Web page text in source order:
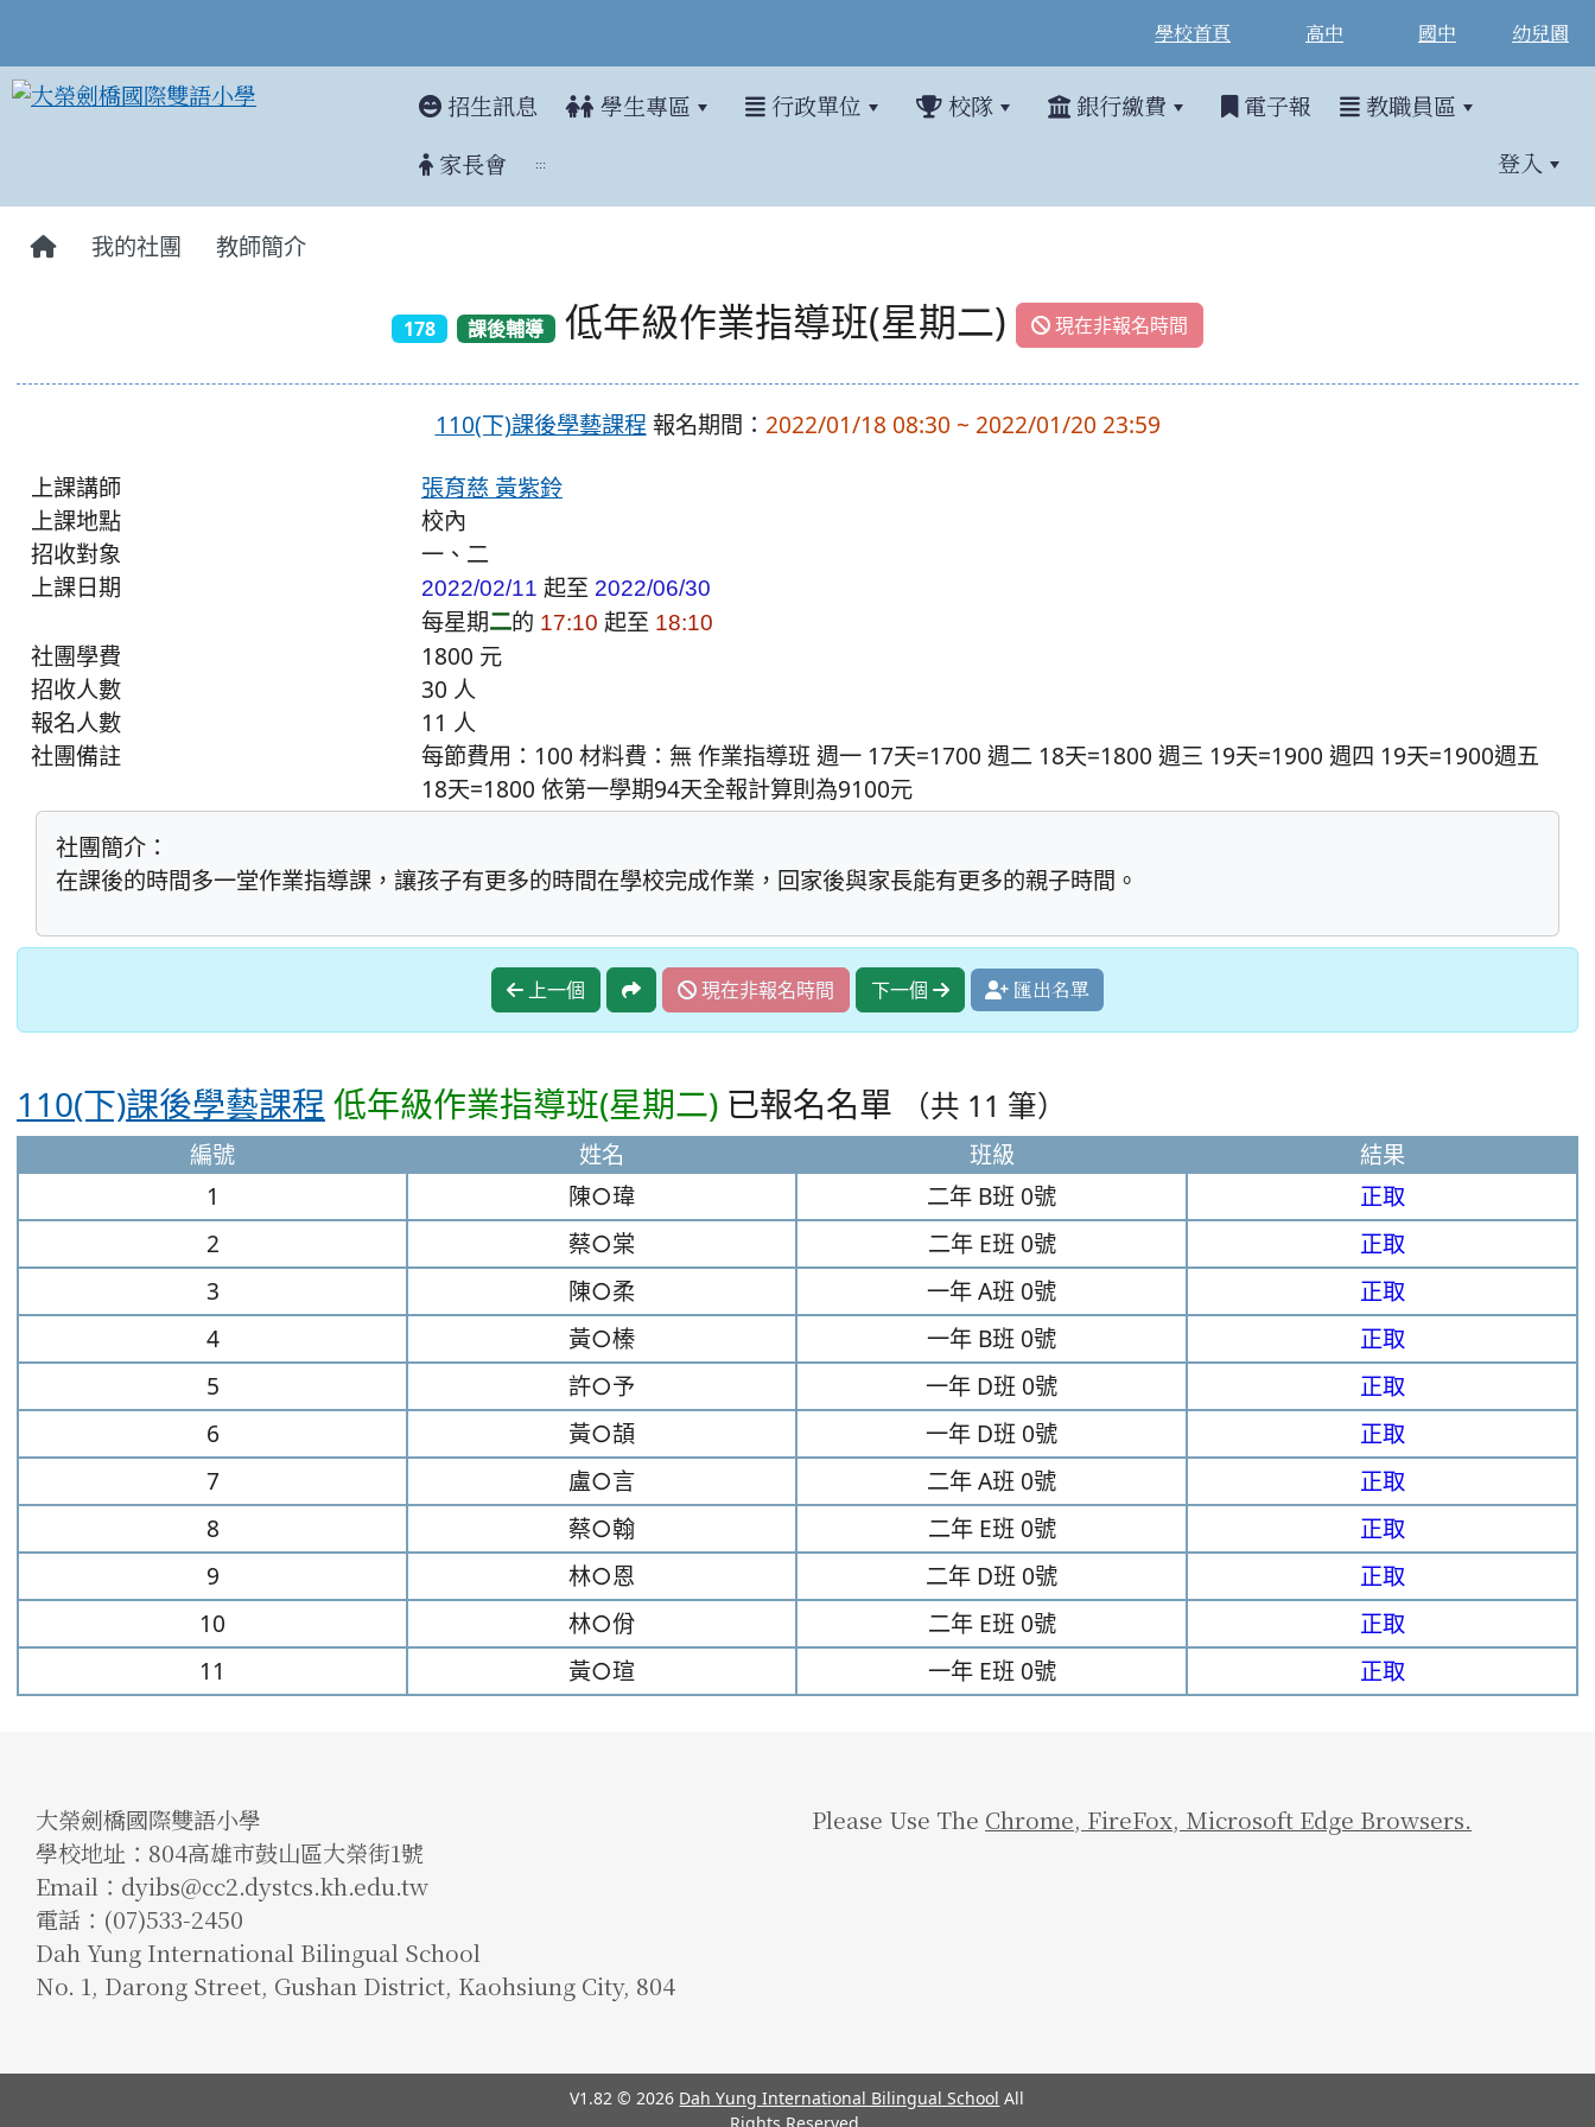
學校首頁 高中 國中 幼兒園
招生訊息 學生專區 行政單位 校隊 銀行繳費 電子報 教職員區
家長會 ::: 登入
我的社團 教師簡介
178 課後輔導 低年級作業指導班(星期二) 現在非報名時間
110(下)課後學藝課程報名期間： 2022/01/18 08:30 ~ 2022/01/20 23:59
上課講師
張育慈 黃紫鈴
上課地點
校內
招收對象
一、二
上課日期
2022/02/11 起至 2022/06/30
每星期二的 17:10 起至 18:10
社團學費
1800 元
招收人數
30 人
報名人數
11 人
社團備註
每節費用：100 材料費：無 作業指導班 週一 17天=1700 週二 18天=1800 週三 19天=1900 週四 19天=1900週五
18天=1800 依第一學期94天全報計算則為9100元
社團簡介：
在課後的時間多一堂作業指導課，讓孩子有更多的時間在學校完成作業，回家後與家長能有更多的親子時間。
上一個 現在非報名時間 下一個 匯出名單
110(下)課後學藝課程 低年級作業指導班(星期二) 已報名名單 （共 11 筆）
編號 姓名 班級
結果
1
陳○瑋 二年 B班 0號
正取
2
蔡○棠 二年 E班 0號
正取
3
陳○柔 一年A班 0號
正取
4
黃○榛 一年 B班 0號
正取
5
許○予 一年 D班 0號
正取
6
黃○頡 一年 D班 0號
正取
7
盧○言 二年A班 0號
正取
8
蔡○翰 二年 E班 0號
正取
9
林○恩 二年 D班 0號
正取
10
林○佾 二年 E班 0號
正取
11
黃○瑄 一年 E班 0號 正取
大榮劍橋國際雙語小學
學校地址：804高雄市鼓山區大榮街1號
Email：dyibs@cc2.dystcs.kh.edu.tw
電話：(07)533-2450
Dah Yung International Bilingual School
No. 1, Darong Street, Gushan District, Kaohsiung City, 804
Please Use The Chrome, FireFox, Microsoft Edge Browsers.
V1.82 © 2026 Dah Yung International Bilingual School All